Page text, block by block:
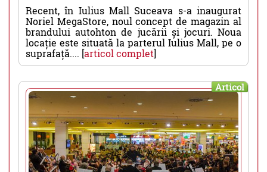
Recent, în Iulius Mall Suceava s-a inaugurat
Noriel MegaStore, noul concept de magazin al
brandului autohton de jucării și jocuri. Noua
locație este situată la parterul Iulius Mall, pe o
suprafață.... [articol complet]
Articol